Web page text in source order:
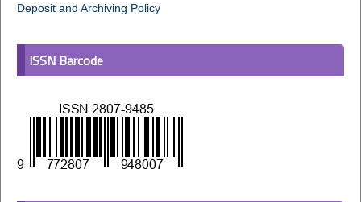
Deposit and Archiving Policy
ISSN Barcode